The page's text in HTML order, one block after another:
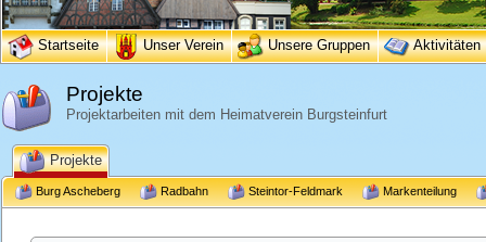
Startseite Unser Verein Unsere Gruppen Aktivitäten
Projekte
Projektarbeiten mit dem Heimatverein Burgsteinfurt
Projekte
Burg Ascheberg Radbahn Steintor-Feldmark Markenteilung